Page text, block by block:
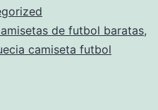
de futbol baratas,
camiseta futbol